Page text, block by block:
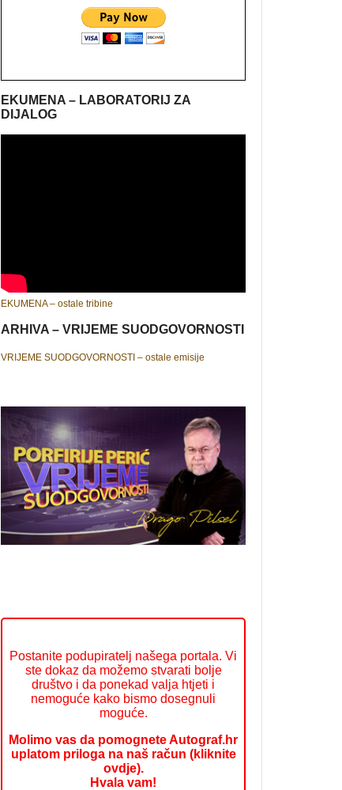
EKUMENA – LABORATORIJ ZA
DIJALOG
EKUMENA – ostale tribine
ARHIVA – VRIJEME SUODGOVORNOSTI
VRIJEME SUODGOVORNOSTI – ostale emisije
Postanite podupiratelj našega portala. Vi
ste dokaz da možemo stvarati bolje
društvo i da ponekad valja htjeti i
nemoguće kako bismo dosegnuli
moguće.
Molimo vas da pomognete Autograf.hr
uplatom priloga na naš račun (kliknite
ovdje).
Hvala vam!